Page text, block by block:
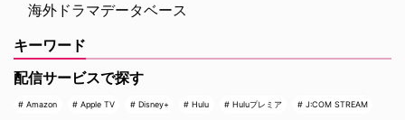
海外ドラマデータベース
キーワード
配信サービスで探す
Amazon Apple TV Disney+ Hulu Huluプレミア J:COM STREAM